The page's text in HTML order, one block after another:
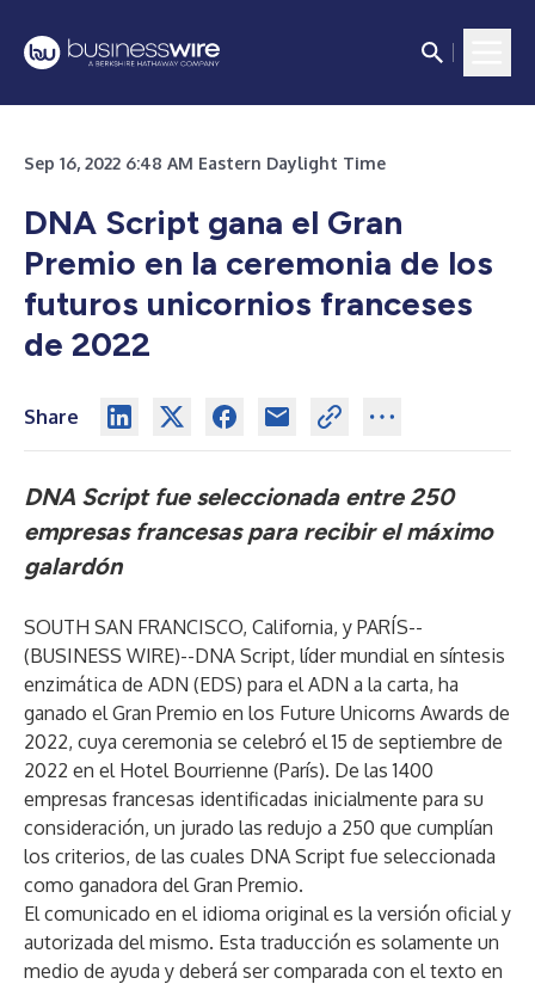
Sep 16, 2022 6:48 AM Eastern Daylight Time
DNA Script gana el Gran
Premio en la ceremonia de los
futuros unicornios franceses
de 2022
Share
DNA Script fue seleccionada entre 250
empresas francesas para recibir el máximo
galardón
SOUTH SAN FRANCISCO, California, y PARÍS--
(BUSINESS WIRE)--DNA Script, líder mundial en síntesis
enzimática de ADN (EDS) para el ADN a la carta, ha
ganado el Gran Premio en los Future Unicorns Awards de
2022, cuya ceremonia se celebró el 15 de septiembre de
2022 en el Hotel Bourrienne (París). De las 1400
empresas francesas identificadas inicialmente para su
consideración, un jurado las redujo a 250 que cumplían
los criterios, de las cuales DNA Script fue seleccionada
como ganadora del Gran Premio.
El comunicado en el idioma original es la versión oficial y
autorizada del mismo. Esta traducción es solamente un
medio de ayuda y deberá ser comparada con el texto en